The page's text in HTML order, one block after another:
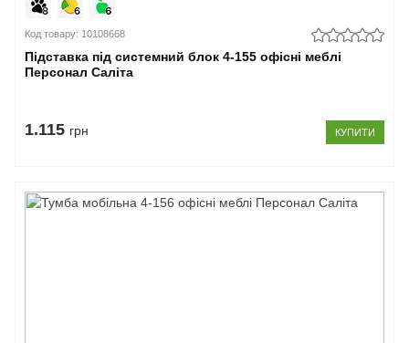
Код товару: 10108668
Підставка під системний блок 4-155 офісні меблі
Персонал Саліта
1.115 грн КУПИТИ